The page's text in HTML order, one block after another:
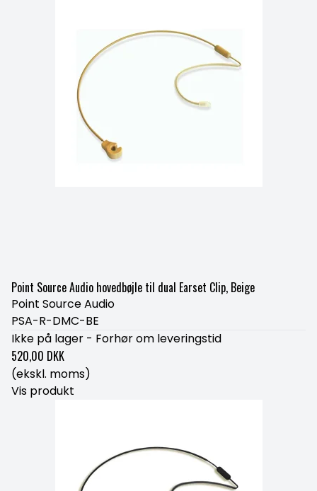
Point Source Audio hovedbøjle til dual Earset Clip, Beige
Point Source Audio
PSA-R-DMC-BE
Ikke på lager - Forhør om leveringstid
520,00 DKK
(ekskl. moms)
Vis produkt